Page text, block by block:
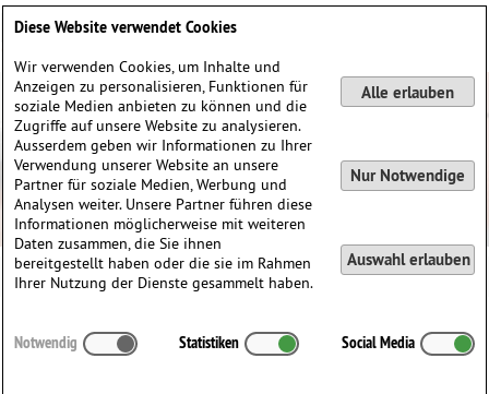
Erinnerung an die Alpen, op. 11, für Bratsche (Viola
Diese Website verwendet Cookies
Wir verwenden Cookies, um Inhalte und
Anzeigen zu personalisieren, Funktionen für
soziale Medien anbieten zu können und die
Zugriffe auf unsere Website zu analysieren.
Ausserdem geben wir Informationen zu Ihrer
Verwendung unserer Website an unsere
Partner für soziale Medien, Werbung und
Analysen weiter. Unsere Partner führen diese
Informationen möglicherweise mit weiteren
Daten zusammen, die Sie ihnen
bereitgestellt haben oder die sie im Rahmen
Ihrer Nutzung der Dienste gesammelt haben.
Alle erlauben
Nur Notwendige
Auswahl erlauben
Notwendig Statistiken Social Media